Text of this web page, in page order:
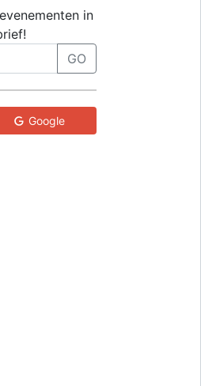
in
GO
Google